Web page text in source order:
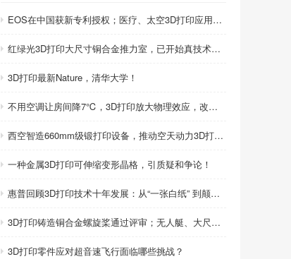
EOS在中国获新专利授权；医疗、太空3D打印应用取得重要突破
红绿光3D打印大尺寸铜合金推力室，已开始真技术比拼！
3D打印最新Nature，清华大学！
不用空调让房间降7℃，3D打印放大物理效应，改写制冷模式
西空智造660mm级锻打印设备，推动空天动力3D打印智造升级
一种金属3D打印可伸缩变形晶格，引质疑和争论！
惠普回顾3D打印技术十年发展：从“一张白纸” 到颠覆性创新
3D打印铸造铜合金螺旋桨通过评审；无人艇、大尺寸热交换器3D打印；人民网报道两家3D打印企业
3D打印零件应对超音速飞行面临哪些挑战？